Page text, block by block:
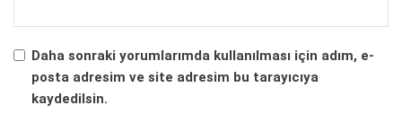
Daha sonraki yorumlarımda kullanılması için adım, e-
posta adresim ve site adresim bu tarayıcıya
kaydedilsin.